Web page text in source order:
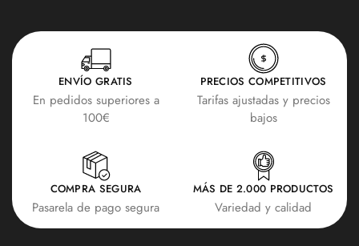
ENVÍO GRATIS
En pedidos superiores a
100€
PRECIOS COMPETITIVOS
Tarifas ajustadas y precios
bajos
COMPRA SEGURA
Pasarela de pago segura
MÁS DE 2.000 PRODUCTOS
Variedad y calidad